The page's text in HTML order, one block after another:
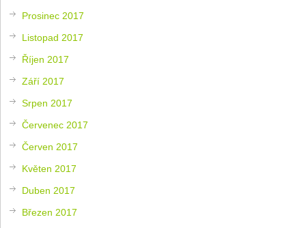
Prosinec 2017
Listopad 2017
Říjen 2017
Září 2017
Srpen 2017
Červenec 2017
Červen 2017
Květen 2017
Duben 2017
Březen 2017